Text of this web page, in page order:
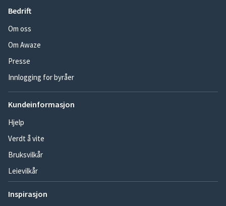
Bedrift
Om oss
Om Awaze
Presse
Innlogging for byråer
Kundeinformasjon
Hjelp
Verdt å vite
Bruksvilkår
Leievilkår
Inspirasjon